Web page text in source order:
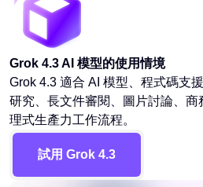
Grok 4.3 AI 模型的使用情境
Grok 4.3 適合 AI 模型、程式碼支
研究、長文件審閱、圖片討論、
理式生產力工作流程。
試用 Grok 4.3